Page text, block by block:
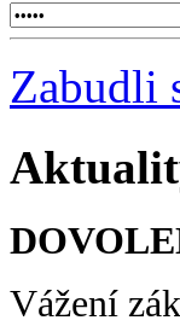
Zabudli
Vážení